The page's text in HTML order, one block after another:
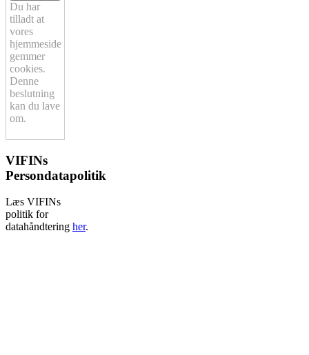
Du har
tilladt at
vores
hjemmeside
gemmer
cookies.
Denne
beslutning
kan du lave
om.
VIFINs
Persondatapolitik
Læs VIFINs
politik for
datahåndtering her.